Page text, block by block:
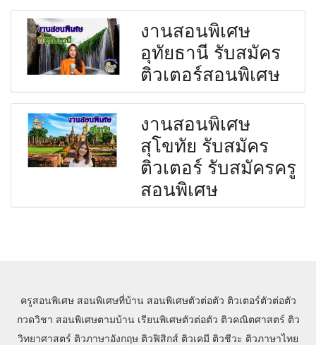
งานสอนพิเศษ
อุทัยธานี รับสมัคร
ติวเตอร์สอนพิเศษ
งานสอนพิเศษ
สุโขทัย รับสมัคร
ติวเตอร์ รับสมัครครู
สอนพิเศษ
ครูสอนพิเศษ สอนพิเศษที่บ้าน สอนพิเศษตัวต่อตัว ติวเตอร์ตัวต่อตัว
กวดวิชา สอนพิเศษตามบ้าน เรียนพิเศษตัวต่อตัว ติวคณิตศาสตร์ ติว
วิทยาศาสตร์ ติวภาษาอังกฤษ ติวฟิสิกส์ ติวเคมี ติวชีวะ ติวภาษาไทย